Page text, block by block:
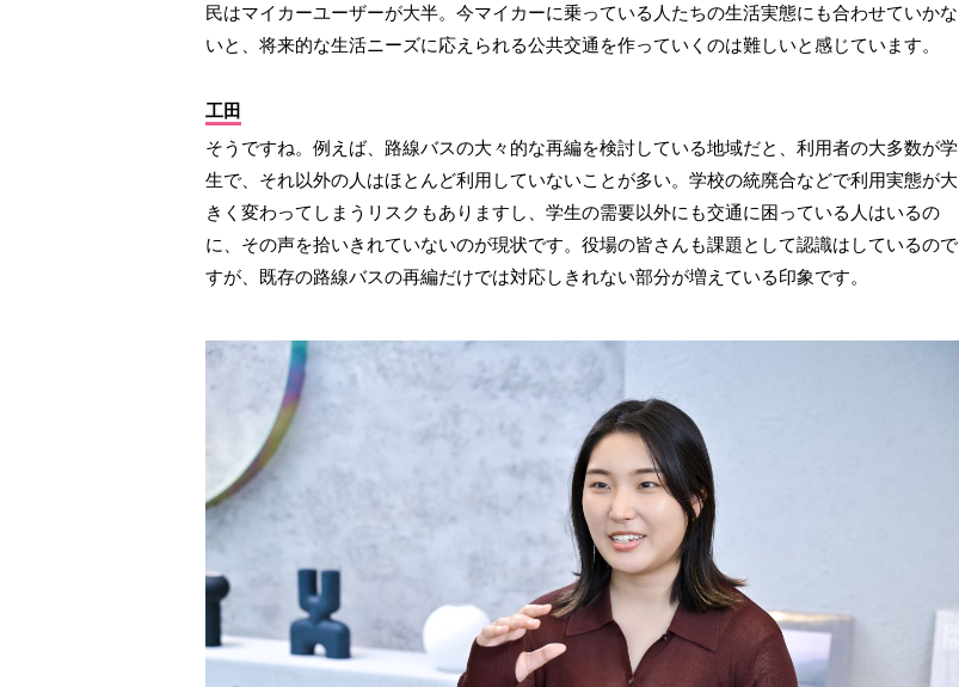
民はマイカーユーザーが大半。今マイカーに乗っている人たちの生活実態にも合わせていかな
いと、将来的な生活ニーズに応えられる公共交通を作っていくのは難しいと感じています。
工田
そうですね。例えば、路線バスの大々的な再編を検討している地域だと、利用者の大多数が学
生で、それ以外の人はほとんど利用していないことが多い。学校の統廃合などで利用実態が大
きく変わってしまうリスクもありますし、学生の需要以外にも交通に困っている人はいるの
に、その声を拾いきれていないのが現状です。役場の皆さんも課題として認識はしているので
すが、既存の路線バスの再編だけでは対応しきれない部分が増えている印象です。